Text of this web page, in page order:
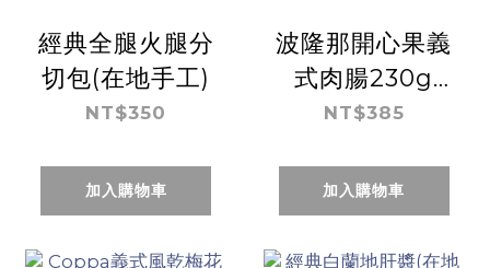
經典全腿火腿分
切包(在地手工)
NT$350
加入購物車
波隆那開心果義
式肉腸230g
+-5%
NT$385
加入購物車